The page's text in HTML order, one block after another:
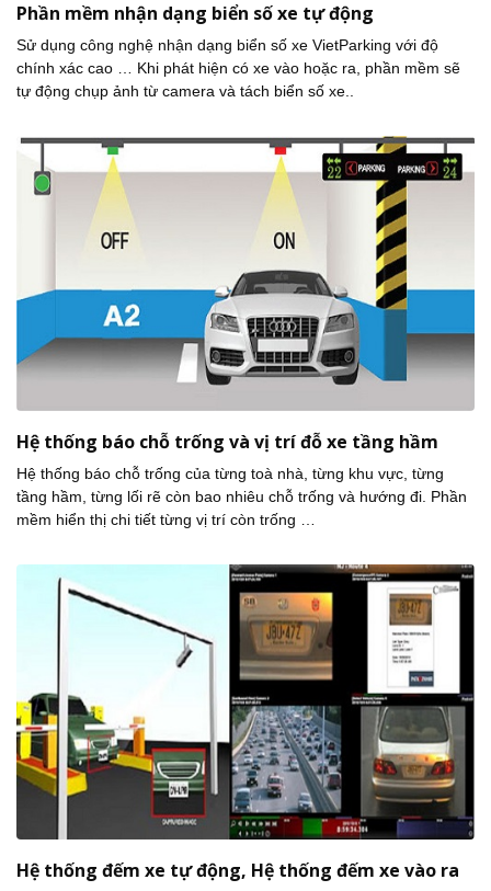
Phần mềm nhận dạng biển số xe tự động
Sử dụng công nghệ nhận dạng biển số xe VietParking với độ
chính xác cao … Khi phát hiện có xe vào hoặc ra, phần mềm sẽ
tự động chụp ảnh từ camera và tách biển số xe..
Hệ thống báo chỗ trống và vị trí đỗ xe tầng hầm
Hệ thống báo chỗ trống của từng toà nhà, từng khu vực, từng
tầng hầm, từng lối rẽ còn bao nhiêu chỗ trống và hướng đi. Phần
mềm hiển thị chi tiết từng vị trí còn trống …
Hệ thống đếm xe tự động, Hệ thống đếm xe vào ra